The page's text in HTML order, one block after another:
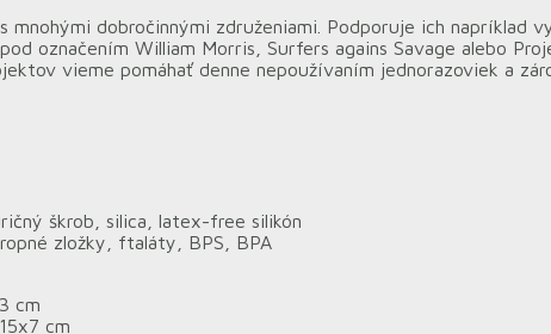
mnohými dobročinnými združeniami. Podporuje ich napríklad
označením William Morris, Surfers agains Savage alebo
vieme pomáhať denne nepoužívaním jednorazoviek a
škrob, silica, latex-free silikón
zložky, ftaláty, BPS, BPA
cm
cm